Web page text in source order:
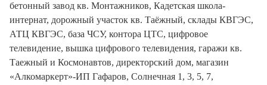
бетонный завод кв. Монтажников, Кадетская школа-
интернат, дорожный участок кв. Таёжный, склады КВГЭС,
АТЦ КВГЭС, база ЧСУ, контора ЦТС, цифровое
телевидение, вышка цифрового телевидения, гаражи кв.
Таежный и Космонавтов, директорский дом, магазин
«Алкомаркерт»-ИП Гафаров, Солнечная 1, 3, 5, 7,